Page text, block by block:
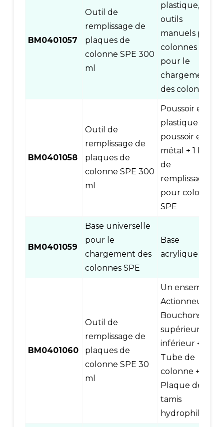
BM0401057
Outil de
remplissage de
plaques de
colonne SPE 300
ml
plastique,
outils
manuels pour
colonnes SPE
pour le
chargement
des colonnes
BM0401058
Outil de
remplissage de
plaques de
colonne SPE 300
ml
Poussoir en
plastique +
poussoir en
métal + 1 base
de
remplissage
pour colonne
SPE
BM0401059
Base universelle
pour le
chargement des
colonnes SPE
Base
acrylique
BM0401060
Outil de
remplissage de
plaques de
colonne SPE 30
ml
Un ensemble :
Actionneur +
Bouchons
supérieur et
inférieur +
Tube de
colonne +
Plaque de
tamis
hydrophile